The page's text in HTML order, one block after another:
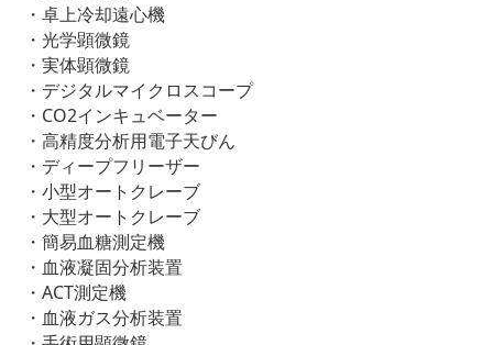
・卓上冷却遠心機
・光学顕微鏡
・実体顕微鏡
・デジタルマイクロスコープ
・CO2インキュベーター
・高精度分析用電子天びん
・ディープフリーザー
・小型オートクレーブ
・大型オートクレーブ
・簡易血糖測定機
・血液凝固分析装置
・ACT測定機
・血液ガス分析装置